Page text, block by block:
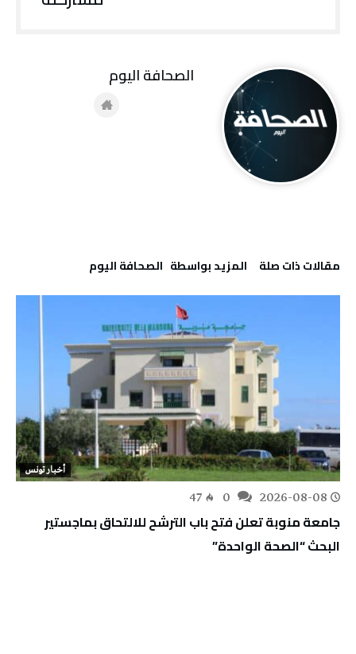
‫مقالات ذات صلة‬ ‫‫المزيد بواسطة‬ ‬ ‭ ‬الصحافة‭ ‬اليوم
أخبار تونس
2026-08-08
47
جامعة منوبة تعلن فتح باب الترشح للالتحاق بماجستير
البحث “الصحة الواحدة”